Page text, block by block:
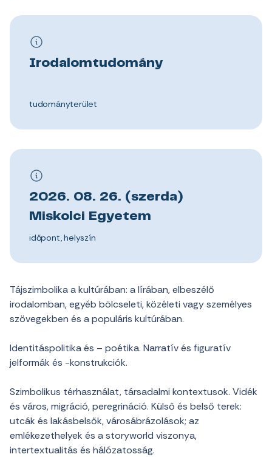
Irodalomtudomány
tudományterület
2026. 08. 26. (szerda)
Miskolci Egyetem
időpont, helyszín
Tájszimbolika a kultúrában: a lírában, elbeszélő
irodalomban, egyéb bölcseleti, közéleti vagy személyes
szövegekben és a populáris kultúrában.
Identitáspolitika és – poétika. Narratív és figuratív
jelformák és -konstrukciók.
Szimbolikus térhasználat, társadalmi kontextusok. Vidék
és város, migráció, peregrináció. Külső és belső terek:
utcák és lakásbelsők, városábrázolások; az
emlékezethelyek és a storyworld viszonya,
intertextualitás és hálózatosság.